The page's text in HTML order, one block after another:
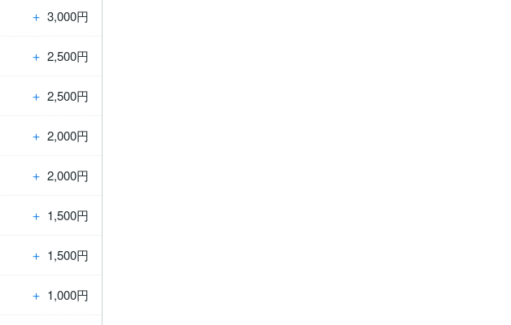
＋ 3,000円
＋ 2,500円
＋ 2,500円
＋ 2,000円
＋ 2,000円
＋ 1,500円
＋ 1,500円
＋ 1,000円